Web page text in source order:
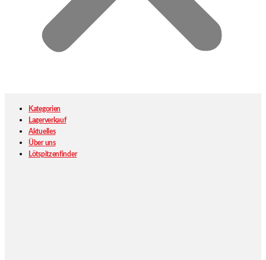
Kategorien
Lagerverkauf
Aktuelles
Über uns
Lötspitzenfinder